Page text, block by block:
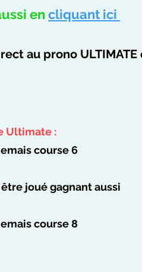
en cliquant ici
au prono ULTIMATE
Ultimate :
course 6
joué gagnant aussi
course 8